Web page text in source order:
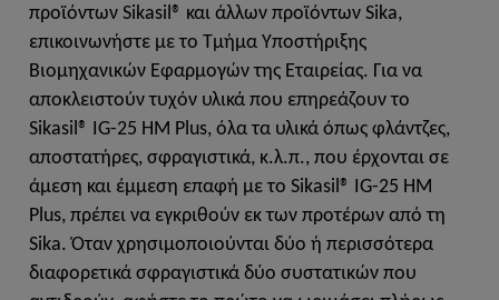
προϊόντων Sikasil® και άλλων προϊόντων Sika,
επικοινωνήστε με το Τμήμα Υποστήριξης
Βιομηχανικών Εφαρμογών της Εταιρείας. Για να
αποκλειστούν τυχόν υλικά που επηρεάζουν το
Sikasil® IG-25 HM Plus, όλα τα υλικά όπως φλάντζες,
αποστατήρες, σφραγιστικά, κ.λ.π., που έρχονται σε
άμεση και έμμεση επαφή με το Sikasil® IG-25 HM
Plus, πρέπει να εγκριθούν εκ των προτέρων από τη
Sika. Όταν χρησιμοποιούνται δύο ή περισσότερα
διαφορετικά σφραγιστικά δύο συστατικών που